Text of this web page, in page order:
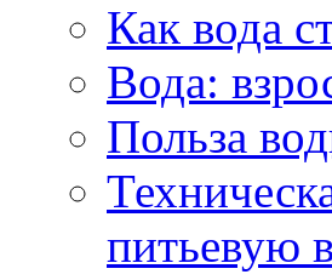
Как вода
Вода:
Польза
питьевую